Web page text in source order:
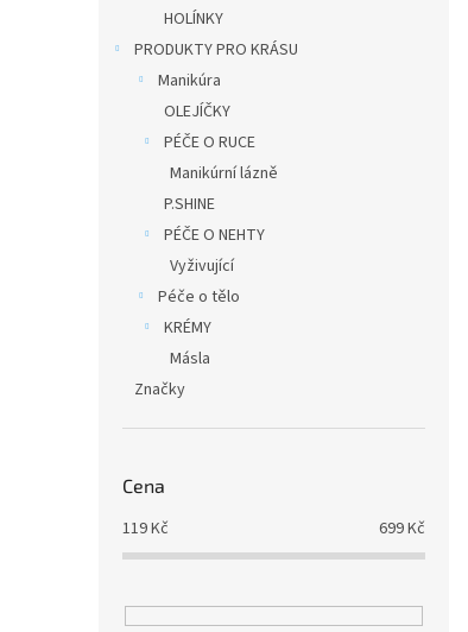
HOLÍNKY
PRODUKTY PRO KRÁSU
Manikúra
OLEJÍČKY
PÉČE O RUCE
Manikúrní lázně
P.SHINE
PÉČE O NEHTY
Vyživující
Péče o tělo
KRÉMY
Másla
Značky
Cena
119Kč 699Kč